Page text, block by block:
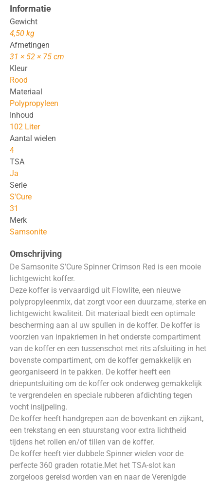
Informatie
Gewicht
4,50 kg
Afmetingen
31 × 52 × 75 cm
Kleur
Rood
Materiaal
Polypropyleen
Inhoud
102 Liter
Aantal wielen
4
TSA
Ja
Serie
S'Cure
31
Merk
Samsonite
Omschrijving
De Samsonite S’Cure Spinner Crimson Red is een mooie
lichtgewicht koffer.
Deze koffer is vervaardigd uit Flowlite, een nieuwe
polypropyleenmix, dat zorgt voor een duurzame, sterke en
lichtgewicht kwaliteit. Dit materiaal biedt een optimale
bescherming aan al uw spullen in de koffer. De koffer is
voorzien van inpakriemen in het onderste compartiment
van de koffer en een tussenschot met rits afsluiting in het
bovenste compartiment, om de koffer gemakkelijk en
georganiseerd in te pakken. De koffer heeft een
driepuntsluiting om de koffer ook onderweg gemakkelijk
te vergrendelen en speciale rubberen afdichting tegen
vocht insijpeling.
De koffer heeft handgrepen aan de bovenkant en zijkant,
een trekstang en een stuurstang voor extra lichtheid
tijdens het rollen en/of tillen van de koffer.
De koffer heeft vier dubbele Spinner wielen voor de
perfecte 360 graden rotatie.Met het TSA-slot kan
zorgeloos gereisd worden van en naar de Verenigde